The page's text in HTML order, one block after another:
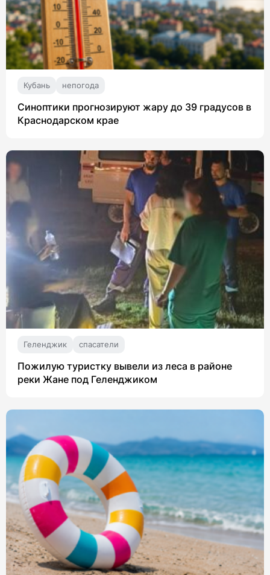
Кубань непогода
Синоптики прогнозируют жару до 39 градусов в
Краснодарском крае
Геленджик спасатели
Пожилую туристку вывели из леса в районе
реки Жане под Геленджиком